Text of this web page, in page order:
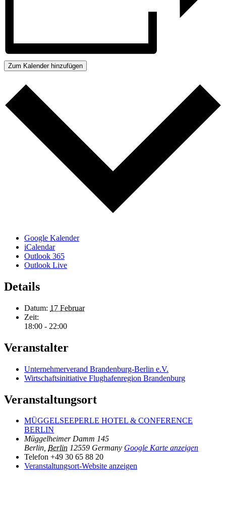
Zum Kalender hinzufügen
Google Kalender
iCalendar
Outlook 365
Outlook Live
Details
Datum: 17 Februar
Zeit:
18:00 - 22:00
Veranstalter
Unternehmerverand Brandenburg-Berlin e.V.
Wirtschaftsinitiative Flughafenregion Brandenburg
Veranstaltungsort
MÜGGELSEEPERLE HOTEL & CONFERENCE
BERLIN
Müggelheimer Damm 145
Berlin, Berlin 12559 Germany Google Karte anzeigen
Telefon +49 30 65 88 20
Veranstaltungsort-Website anzeigen